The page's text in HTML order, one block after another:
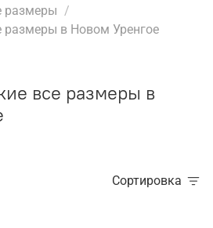
размеры
размеры в Новом Уренгое
все размеры в
Сортировка